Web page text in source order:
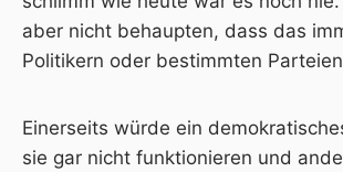
aber nicht behaupten, dass das
Politikern oder bestimmten
Einerseits würde ein
sie gar nicht funktionieren und